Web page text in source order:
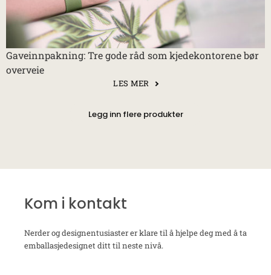
Gaveinnpakning: Tre gode råd som kjedekontorene bør
overveie
LES MER
Legg inn flere produkter
Kom i kontakt
Nerder og designentusiaster er klare til å hjelpe deg med å ta
emballasjedesignet ditt til neste nivå.